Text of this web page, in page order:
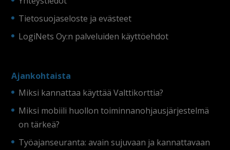
Tietosuojaseloste ja evästeet
LogiNets Oy:n palveluiden käyttöehdot
Ajankohtaista
Miksi kannattaa käyttää Valttikorttia?
Miksi mobiili huollon toiminnanohjausjärjestelmä
on tärkeä?
Työajanseuranta: avain sujuvaan ja kannattavaan